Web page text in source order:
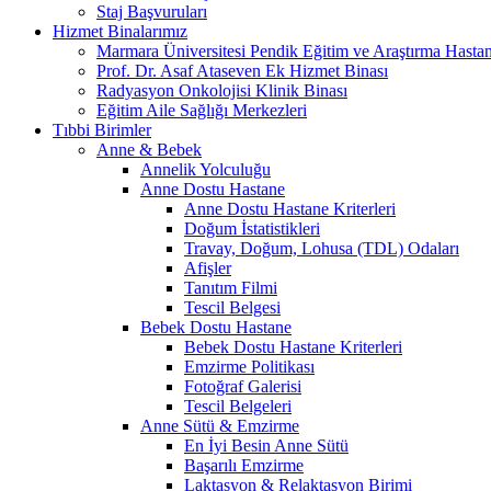
Staj Başvuruları
Hizmet Binalarımız
Marmara Üniversitesi Pendik Eğitim ve Araştırma
Prof. Dr. Asaf Ataseven Ek Hizmet Binası
Radyasyon Onkolojisi Klinik Binası
Eğitim Aile Sağlığı Merkezleri
Tıbbi Birimler
Anne & Bebek
Annelik Yolculuğu
Anne Dostu Hastane
Anne Dostu Hastane Kriterleri
Doğum İstatistikleri
Travay, Doğum, Lohusa (TDL) Odaları
Afişler
Tanıtım Filmi
Tescil Belgesi
Bebek Dostu Hastane
Bebek Dostu Hastane Kriterleri
Emzirme Politikası
Fotoğraf Galerisi
Tescil Belgeleri
Anne Sütü & Emzirme
En İyi Besin Anne Sütü
Başarılı Emzirme
Laktasyon & Relaktasyon Birimi